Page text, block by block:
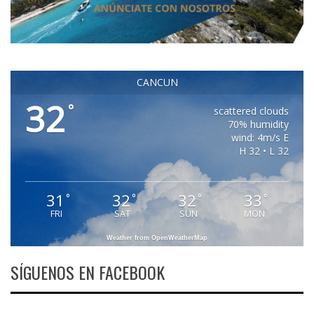
CANCUN
32 °
scattered clouds
70% humidity
wind: 4m/s E
H 32 • L 32
31 °
FRI
32°
SAT
32 °
SUN
33 °
MON
Weather from OpenWeatherMap
SÍGUENOS EN FACEBOOK